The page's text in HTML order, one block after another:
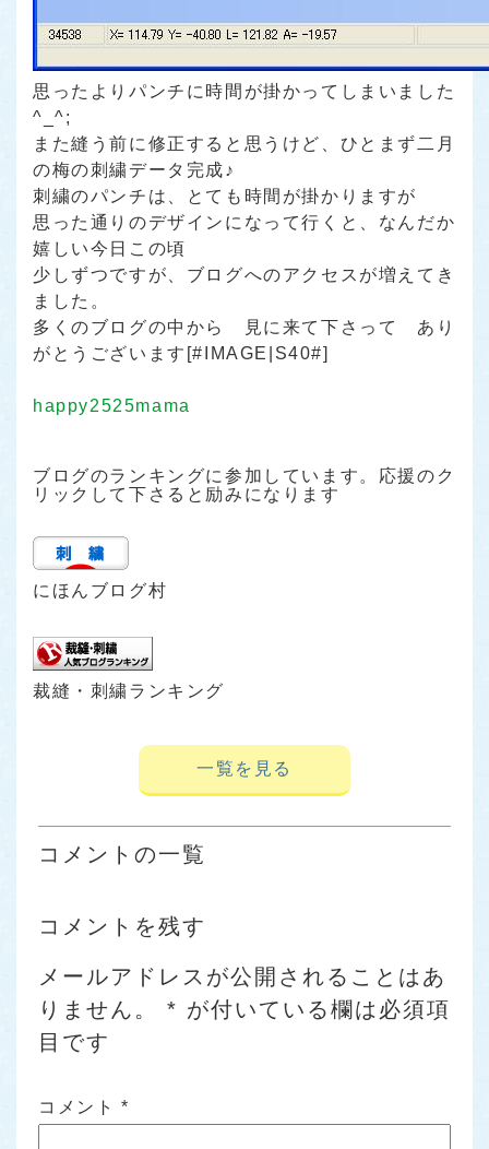
思ったよりパンチに時間が掛かってしまいました
^_^;
また縫う前に修正すると思うけど、ひとまず二月
の梅の刺繍データ完成♪
刺繍のパンチは、とても時間が掛かりますが
思った通りのデザインになって行くと、なんだか
嬉しい今日この頃
少しずつですが、ブログへのアクセスが増えてき
ました。
多くのブログの中から 見に来て下さって あり
がとうございます[#IMAGE|S40#]
happy2525mama
ブログのランキングに参加しています。応援のク
リックして下さると励みになります
にほんブログ村
裁縫・刺繍ランキング
一覧を見る
コメントの一覧
コメントを残す
メールアドレスが公開されることはあ
りません。
* が付いている欄は必須項
目です
コメント *